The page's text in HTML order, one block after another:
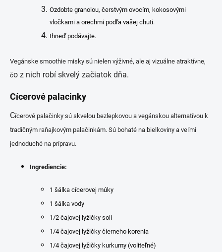
Ozdobte granolou, čerstvým ovocím, kokosovými
vločkami a orechmi podľa vašej chuti.
Ihneď podávajte.
Vegánske smoothie misky sú nielen výživné, ale aj vizuálne atraktívne,
čo z nich robí skvelý začiatok dňa.
Cícerové palacinky
Cícerové palačinky sú skvelou bezlepkovou a vegánskou alternatívou k
tradičným raňajkovým palačinkám. Sú bohaté na bielkoviny a veľmi
jednoduché na prípravu.
Ingrediencie:
1 šálka cícerovej múky
1 šálka vody
1/2 čajovej lyžičky soli
1/4 čajovej lyžičky čierneho korenia
1/4 čajovej lyžičky kurkumy (voliteľné)